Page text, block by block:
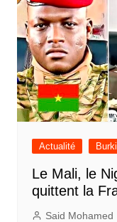
Actualité
Le Mali, le
quittent la
Said Mohamed